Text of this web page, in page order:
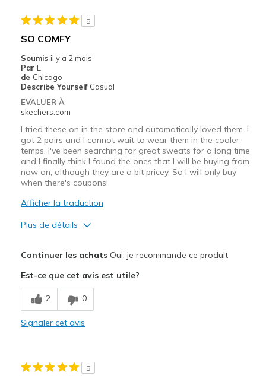
Travel
Sizing
5
SO COMFY
Soumis il y a 2 mois
Par E
de Chicago
Describe Yourself Casual
EVALUER À
skechers.com
I tried these on in the store and automatically loved them. I
got 2 pairs and I cannot wait to wear them in the cooler
temps. I've been searching for great sweats for a long time
and I finally think I found the ones that I will be buying from
now on, although they are a bit pricey. So I will only buy
when there's coupons!
Afficher la traduction
Plus de détails
Comfortable
Stylish
Continuer les achatsOui, je recommande ce produit
Est-ce que cet avis est utile?
2 0
Signaler cet avis
5